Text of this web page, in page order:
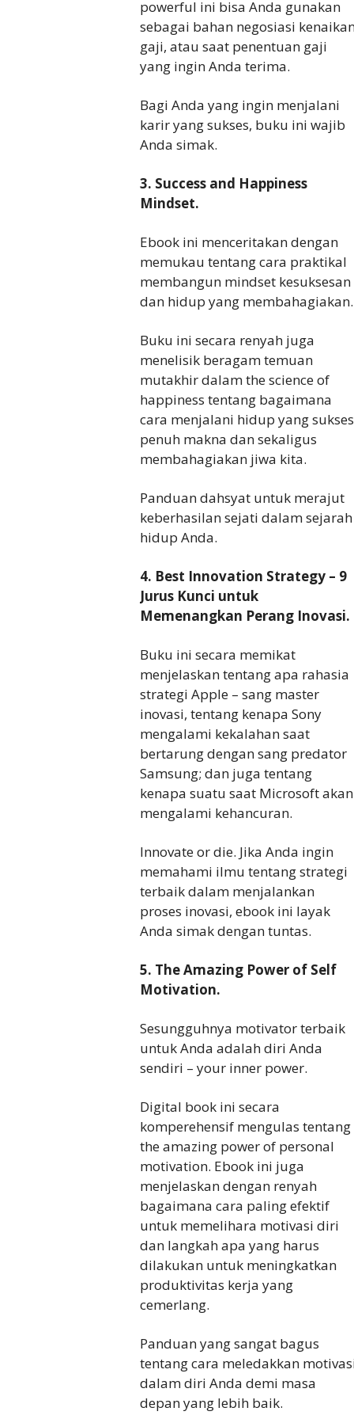
powerful ini bisa Anda gunakan
sebagai bahan negosiasi
gaji, atau saat penentuan gaji
yang ingin Anda terima.
Bagi Anda yang ingin menjalani
karir yang sukses, buku ini wajib
Anda simak.
3. Success and Happiness
Mindset.
Ebook ini menceritakan dengan
memukau tentang cara praktikal
membangun mindset kesuksesan
dan hidup yang membahagiakan.
Buku ini secara renyah juga
menelisik beragam temuan
mutakhir dalam the science of
happiness tentang bagaimana
cara menjalani hidup yang
penuh makna dan sekaligus
membahagiakan jiwa kita.
Panduan dahsyat untuk merajut
keberhasilan sejati dalam sejarah
hidup Anda.
4. Best Innovation Strategy – 9
Jurus Kunci untuk
Memenangkan Perang Inovasi.
Buku ini secara memikat
menjelaskan tentang apa rahasia
strategi Apple – sang master
inovasi, tentang kenapa Sony
mengalami kekalahan saat
bertarung dengan sang predator
Samsung; dan juga tentang
kenapa suatu saat Microsoft akan
mengalami kehancuran.
Innovate or die. Jika Anda ingin
memahami ilmu tentang strategi
terbaik dalam menjalankan
proses inovasi, ebook ini layak
Anda simak dengan tuntas.
5. The Amazing Power of Self
Motivation.
Sesungguhnya motivator terbaik
untuk Anda adalah diri Anda
sendiri – your inner power.
Digital book ini secara
komperehensif mengulas tentang
the amazing power of personal
motivation. Ebook ini juga
menjelaskan dengan renyah
bagaimana cara paling efektif
untuk memelihara motivasi diri
dan langkah apa yang harus
dilakukan untuk meningkatkan
produktivitas kerja yang
cemerlang.
Panduan yang sangat bagus
tentang cara meledakkan
dalam diri Anda demi masa
depan yang lebih baik.